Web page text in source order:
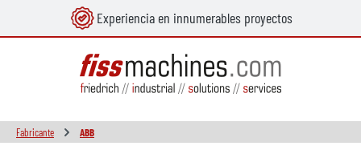
principal Experiencia en innumerables proyectos
Fabricante ABB